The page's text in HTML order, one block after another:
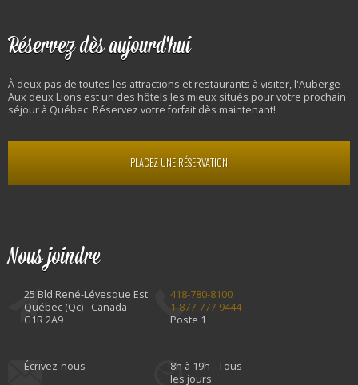
Réservez dès aujourd'hui
À deux pas de toutes les attractions et restaurants à visiter, l'Auberge
Aux deux Lions est un des hôtels les mieux situés pour votre prochain
séjour à Québec. Réservez votre forfait dès maintenant!
PLACEZ UNE RÉSERVATION
Nous joindre
25 Bld René-Lévesque Est
Québec (Qc) - Canada
G1R 2A9
418-780-8100
1-877-777-9444
Poste 1
Écrivez-nous
8h à 19h - Tous
les jours